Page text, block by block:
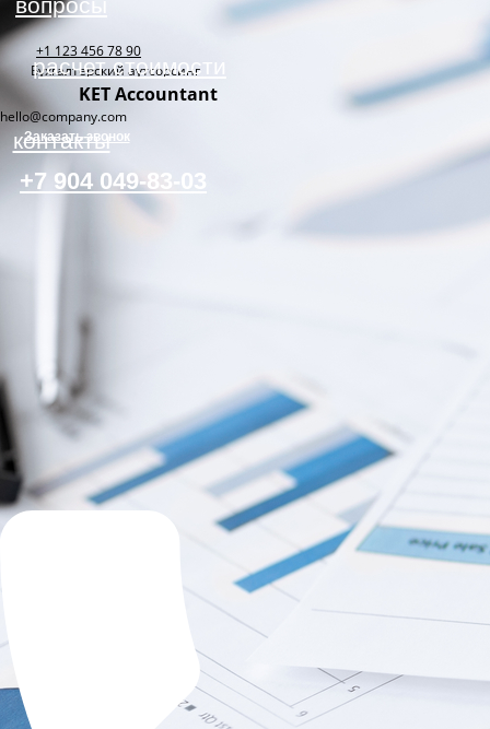
+1 123 456 78 90
Бухгалтерский аутсорсинг
KET Accountant
hello@company.com
Заказать звонок